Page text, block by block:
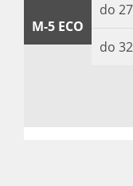
M-5 ECO
do
do